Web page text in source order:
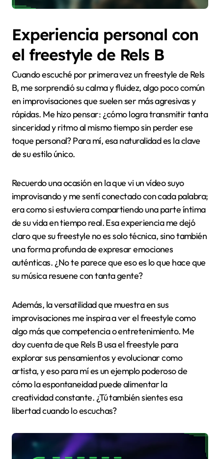
Experiencia personal con
el freestyle de Rels B
Cuando escuché por primera vez un freestyle de Rels
B, me sorprendió su calma y fluidez, algo poco común
en improvisaciones que suelen ser más agresivas y
rápidas. Me hizo pensar: ¿cómo logra transmitir tanta
sinceridad y ritmo al mismo tiempo sin perder ese
toque personal? Para mí, esa naturalidad es la clave
de su estilo único.
Recuerdo una ocasión en la que vi un vídeo suyo
improvisando y me sentí conectado con cada palabra;
era como si estuviera compartiendo una parte íntima
de su vida en tiempo real. Esa experiencia me dejó
claro que su freestyle no es solo técnica, sino también
una forma profunda de expresar emociones
auténticas. ¿No te parece que eso es lo que hace que
su música resuene con tanta gente?
Además, la versatilidad que muestra en sus
improvisaciones me inspira a ver el freestyle como
algo más que competencia o entretenimiento. Me
doy cuenta de que Rels B usa el freestyle para
explorar sus pensamientos y evolucionar como
artista, y eso para mí es un ejemplo poderoso de
cómo la espontaneidad puede alimentar la
creatividad constante. ¿Tú también sientes esa
libertad cuando lo escuchas?